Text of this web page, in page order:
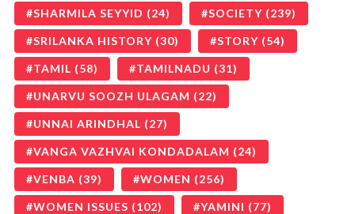
SHARMILA SEYYID (24) SOCIETY (239)
SRILANKA HISTORY (30) STORY (54)
TAMIL (58) TAMILNADU (31)
UNARVU SOOZH ULAGAM (22)
UNNAI ARINDHAL (27)
VANGA VAZHVAI KONDADALAM (24)
VENBA (39) WOMEN (256)
WOMEN ISSUES (102) YAMINI (77)